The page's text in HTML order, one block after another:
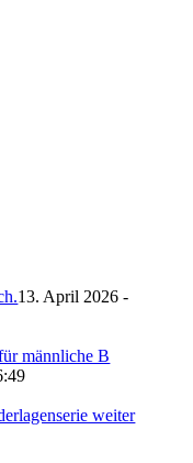
13. April 2026 -
männliche B
weiter